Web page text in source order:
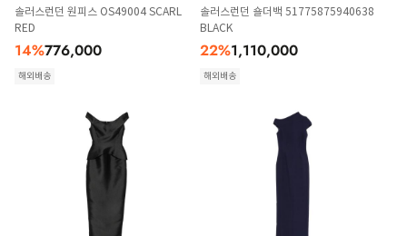
솔러스런던 원피스 OS49004 SCARL
RED
14%776,000
해외배송
솔러스런던 숄더백 51775875940638
BLACK
22%1,110,000
해외배송